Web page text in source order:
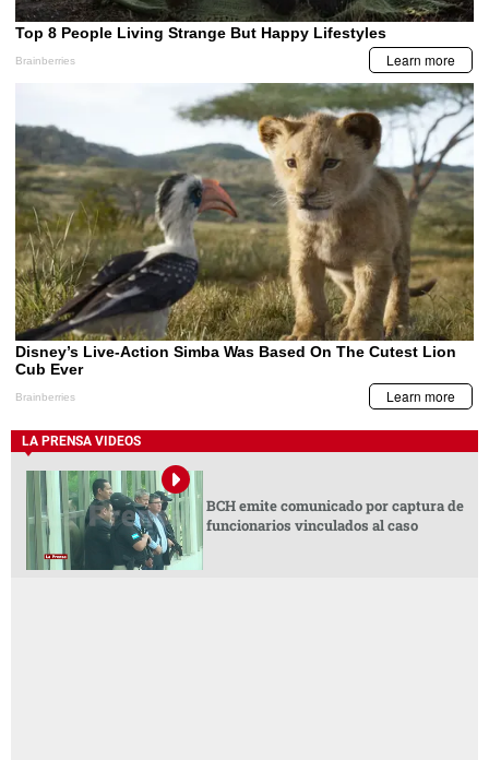
LA PRENSA VIDEOS
BCH emite comunicado por captura de
funcionarios vinculados al caso